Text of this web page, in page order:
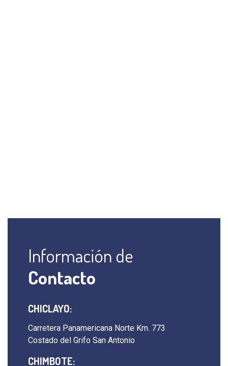
Información de
Contacto
CHICLAYO:
Carretera Panamericana Norte Km. 773
Costado del Grifo San Antonio
CHIMBOTE: